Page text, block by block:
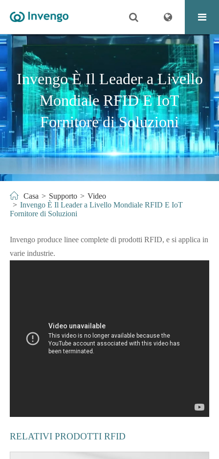
Invengo È Il Leader a Livello
Mondiale RFID E IoT
Fornitore di Soluzioni
Casa Supporto
Video
Invengo È Il Leader a Livello Mondiale RFID E IoT
Fornitore di Soluzioni
Invengo produce linee complete di prodotti RFID, e si applica in
varie industrie.
RELATIVI PRODOTTI RFID